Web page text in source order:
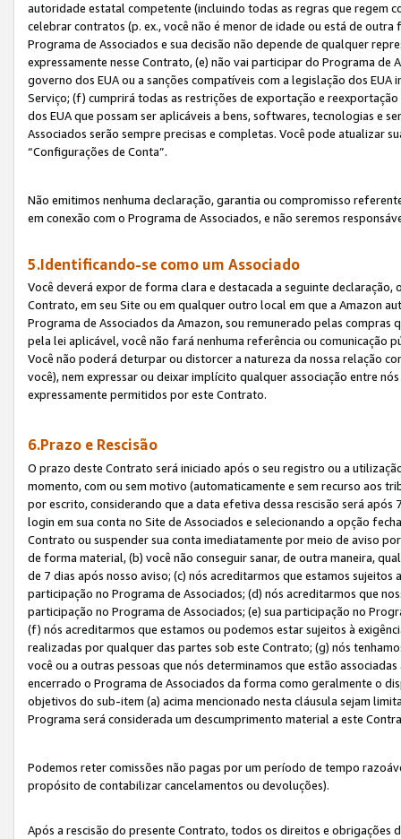
autoridade estatal competente (incluindo todas as regras que regem
celebrar contratos (p. ex., você não é menor de idade ou está de
Programa de Associados e sua decisão não depende de qualquer
expressamente nesse Contrato, (e) não vai participar do Programa
governo dos EUA ou a sanções compatíveis com a legislação dos
Serviço; (f) cumprirá todas as restrições de exportação e
dos EUA que possam ser aplicáveis a bens, softwares, tecnologias e
Associados serão sempre precisas e completas. Você pode atualizar
“Configurações de Conta”.
Não emitimos nenhuma declaração, garantia ou compromisso
em conexão com o Programa de Associados, e não seremos
5.Identificando-se como um Associado
Você deverá expor de forma clara e destacada a seguinte
Contrato, em seu Site ou em qualquer outro local em que a Amazon
Programa de Associados da Amazon, sou remunerado pelas
pela lei aplicável, você não fará nenhuma referência ou comunicação
Você não poderá deturpar ou distorcer a natureza da nossa relação
você), nem expressar ou deixar implícito qualquer associação entre
expressamente permitidos por este Contrato.
6.Prazo e Rescisão
O prazo deste Contrato será iniciado após o seu registro ou a
momento, com ou sem motivo (automaticamente e sem recurso aos
por escrito, considerando que a data efetiva dessa rescisão será
login em sua conta no Site de Associados e selecionando a opção
Contrato ou suspender sua conta imediatamente por meio de aviso
de forma material, (b) você não conseguir sanar, de outra maneira,
de 7 dias após nosso aviso; (c) nós acreditarmos que estamos
participação no Programa de Associados; (d) nós acreditarmos que
participação no Programa de Associados; (e) sua participação no
(f) nós acreditarmos que estamos ou podemos estar sujeitos à
realizadas por qualquer das partes sob este Contrato; (g) nós
você ou a outras pessoas que nós determinamos que estão
encerrado o Programa de Associados da forma como geralmente o
objetivos do sub-item (a) acima mencionado nesta cláusula sejam
Programa será considerada um descumprimento material a este
Podemos reter comissões não pagas por um período de tempo
propósito de contabilizar cancelamentos ou devoluções).
Após a rescisão do presente Contrato, todos os direitos e obrigações